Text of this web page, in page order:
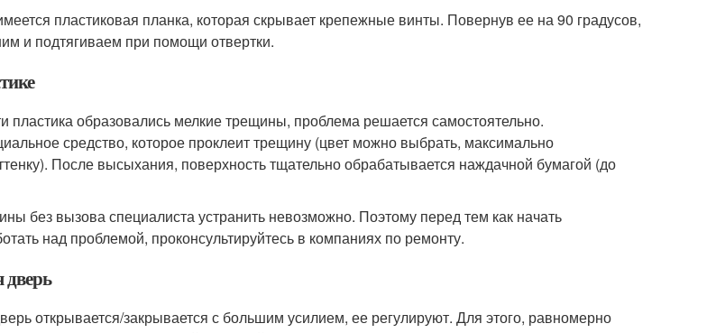
пластиковая планка, которая скрывает крепежные винты. Повернув ее на 90 градусов,
и подтягиваем при помощи отвертки.
пластика образовались мелкие трещины, проблема решается самостоятельно.
средство, которое проклеит трещину (цвет можно выбрать, максимально
После высыхания, поверхность тщательно обрабатывается наждачной бумагой (до
без вызова специалиста устранить невозможно. Поэтому перед тем как начать
над проблемой, проконсультируйтесь в компаниях по ремонту.
дверь
открывается/закрывается с большим усилием, ее регулируют. Для этого, равномерно